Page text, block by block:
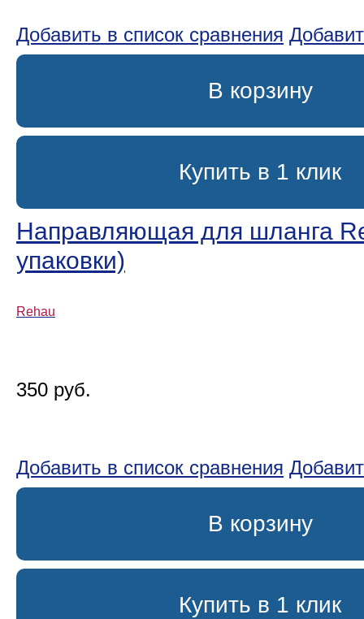
Добавить в список сравнения
В корзину
Купить в 1 клик
Направляющая для шланга
упаковки)
Rehau
350 руб.
Добавить в список сравнения
В корзину
Купить в 1 клик